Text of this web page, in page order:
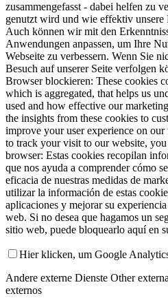
zusammengefasst - dabei helfen zu
genutzt wird und wie effektiv
Auch können wir mit den
Anwendungen anpassen, um Ihre
Webseite zu verbessern. Wenn Sie
Besuch auf unserer Seite verfolgen
Browser blockieren: These cookies
which is aggregated, that helps us
used and how effective our
the insights from these cookies to
improve your user experience on
to track your visit to our website,
browser: Estas cookies recopilan
que nos ayuda a comprender cómo
eficacia de nuestras medidas de
utilizar la información de estas
aplicaciones y mejorar su
web. Si no desea que hagamos un
sitio web, puede bloquearlo aquí en
Hier klicken, um Google
Andere externe Dienste Other
externos